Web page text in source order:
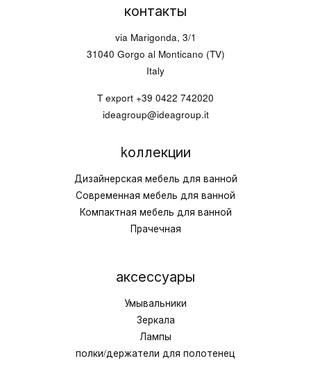
контакты
via Marigonda, 3/1
31040 Gorgo al Monticano (TV)
Italy
T export +39 0422 742020
ideagroup@ideagroup.it
kоллекции
Дизайнерская мебель для ванной
Современная мебель для ванной
Компактная мебель для ванной
Прачечная
аксессуары
Умывальники
Зеркала
Лампы
полки/держатели для полотенец